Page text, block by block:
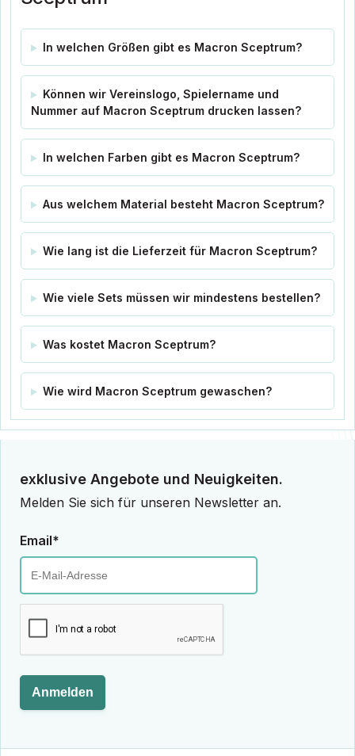
In welchen Größen gibt es Macron Sceptrum?
Können wir Vereinslogo, Spielername und
Nummer auf Macron Sceptrum drucken lassen?
In welchen Farben gibt es Macron Sceptrum?
Aus welchem Material besteht Macron Sceptrum?
Wie lang ist die Lieferzeit für Macron Sceptrum?
Wie viele Sets müssen wir mindestens bestellen?
Was kostet Macron Sceptrum?
Wie wird Macron Sceptrum gewaschen?
exklusive Angebote und Neuigkeiten.
Melden Sie sich für unseren Newsletter an.
Email*
Anmelden